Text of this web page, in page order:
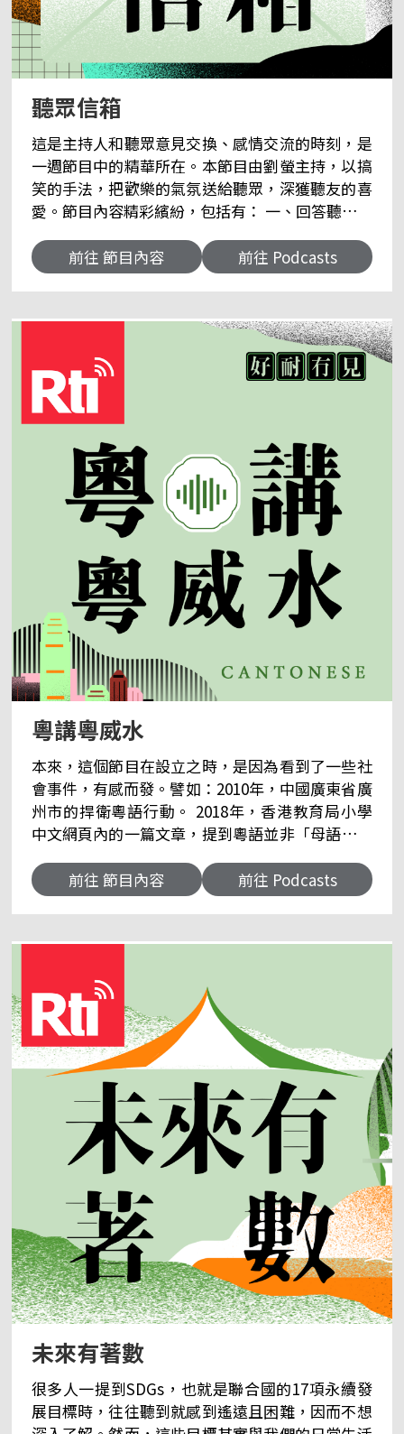
聽眾信箱
這是主持人和聽眾意見交換、感情交流的時刻，是
一週節目中的精華所在。本節目由劉螢主持，以搞
笑的手法，把歡樂的氣氛送給聽眾，深獲聽友的喜
愛。節目內容精彩繽紛，包括有： 一、回答聽眾所
最新消息。 三、協助聽友與聽友之間的互動，做聽
眾的溝通橋樑。 四、點播歌曲、透過歌聲把祝福問
往多年的聽友，現聲節目，讓聽友更有參與感，也
豐富節目的呈現。 前往＞＞
https://www.facebook.com/rti.cantonese/ 央
廣粵語粉絲團 聽友來函：kercy@rti.org.tw
前往 節目內容 前往 Podcasts
粵講粵威水
本來，這個節目在設立之時，是因為看到了一些社
會事件，有感而發。譬如：2010年，中國廣東省廣
州市的捍衛粵語行動。 2018年，香港教育局小學
中文網頁內的一篇文章，提到粵語並非「母語」。
及英文授課。看著港澳的年輕一輩，居然普通話說
得比粵語還流利，是有很大的感觸，也有很多的思
語」的這股潮流在有心人士的深入探討後，的確
話，在網路上就可以找到很多很專門的粵語研學的
心得。資料是有的，不過可惜，關注還不夠多，普
及也不夠。 以前總愛跟大隊嗌口號「講母語」，
「撐粵語」。現在更想藉這個節目，這個公開的平
台，尋找這個為什麼？為什麼粵語有趣？為什麼粵
語歌比較好聽？為什麼說這些就是粵樂？？？對粵
文化，到底我們有多少的認識呢？或者根本除了粵
語識聽識講，日常生活中見慣見熟、習以為常之
外，當中的道理跟涵意，根本是完全說不出來吧！
我們一起來探究！讓大家對「粵」都可以有更多的
認識！ 前往＞＞
https://www.facebook.com/rti.cantonese/ 央
廣粵語粉絲團 聽友來函：kercy@rti.org.tw
前往 節目內容 前往 Podcasts
未來有著數
很多人一提到SDGs，也就是聯合國的17項永續發
展目標時，往往聽到就感到遙遠且困難，因而不想